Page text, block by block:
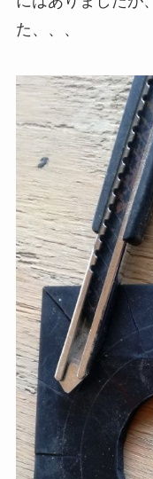
た、、、